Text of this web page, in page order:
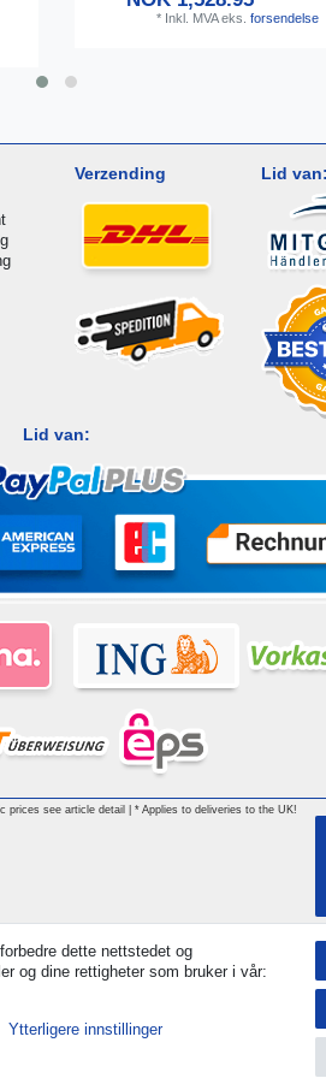
* Inkl. MVAeks. forsendelse
Verzending Lid
Lid van:
prices see article detail | * Applies to deliveries to the UK!
dette nettstedet og
og dine rettigheter som bruker i vår:
Ytterligere innstillinger